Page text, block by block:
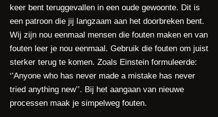
keer bent teruggevallen in een oude gewoonte. Dit is
een patroon die jij langzaam aan het doorbreken bent.
Wij zijn nou eenmaal mensen die fouten maken en van
fouten leer je nou eenmaal. Gebruik die fouten om juist
sterker terug te komen. Zoals Einstein formuleerde:
‘’Anyone who has never made a mistake has never
tried anything new’’. Bij het aangaan van nieuwe
processen maak je simpelweg fouten.